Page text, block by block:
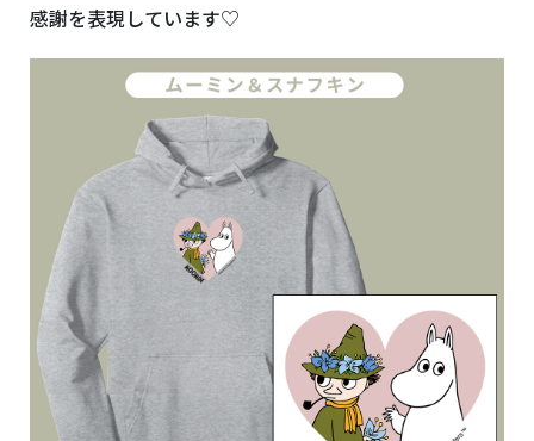
感謝を表現しています♡